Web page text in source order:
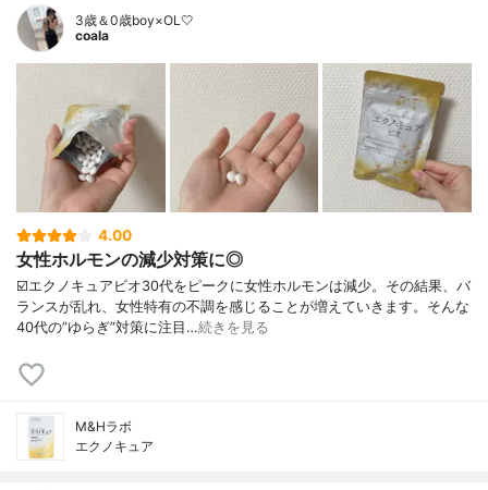
3歳＆0歳boy×OL🤍
coala
4.00
女性ホルモンの減少対策に◎
☑️エクノキュアビオ30代をピークに女性ホルモンは減少。その結果、バ
ランスが乱れ、女性特有の不調を感じることが増えていきます。そんな
40代の”ゆらぎ”対策に注目…続きを見る
M&Hラボ
エクノキュア